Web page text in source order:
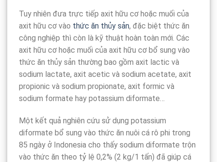
Tuy nhiên đưa trực tiếp axit hữu cơ hoặc muối của
axit hữu cơ vào thức ăn thủy sản, đặc biệt thức ăn
công nghiệp thì còn là kỹ thuật hoàn toàn mới. Các
axit hữu cơ hoặc muối của axit hữu cơ bổ sung vào
thức ăn thủy sản thường bao gồm axit lactic và
sodium lactate, axit acetic và sodium acetate, axit
propionic và sodium propionate, axit formic và
sodium formate hay potassium diformate…
Một kết quả nghiên cứu sử dụng potassium
diformate bổ sung vào thức ăn nuôi cá rô phi trong
85 ngày ở Indonesia cho thấy sodium diformate trộn
vào thức ăn theo tỷ lệ 0,2% (2 kg/1 tấn) đã giúp cá